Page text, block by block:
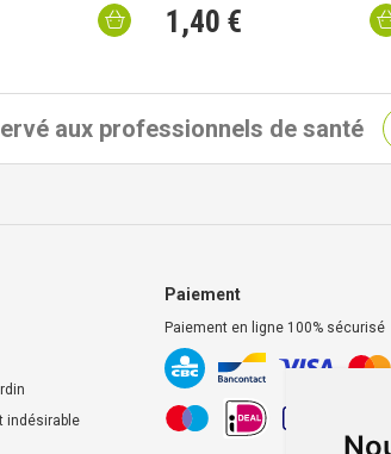
1 ,40 €
aux professionnels de santé
indésirable
Paiement
Paiement en ligne 100% sécurisé